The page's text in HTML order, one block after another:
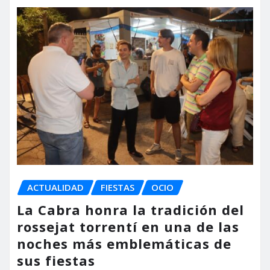
ACTUALIDAD FIESTAS OCIO
La Cabra honra la tradición del
rossejat torrentí en una de las
noches más emblemáticas de
sus fiestas